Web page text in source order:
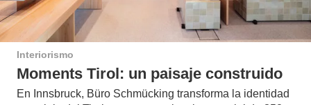
Interiorismo
Moments Tirol: un paisaje construido
En Innsbruck, Büro Schmücking transforma la identidad